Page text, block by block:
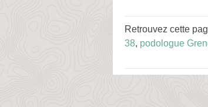
Retrouvez cette
38, podologue